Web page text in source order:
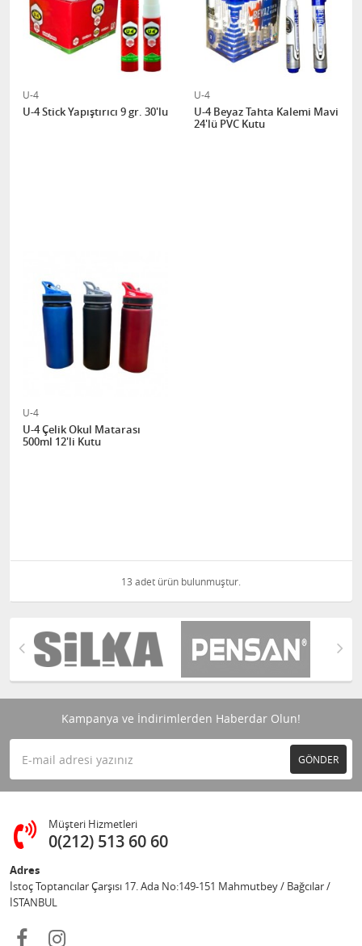
U-4
U-4 Stick Yapıştırıcı 9 gr. 30'lu
U-4
U-4 Beyaz Tahta Kalemi Mavi
24'lü PVC Kutu
U-4
U-4 Çelik Okul Matarası
500ml 12'li Kutu
13 adet ürün bulunmuştur.
Kampanya ve İndirimlerden Haberdar Olun!
GÖNDER
Müşteri Hizmetleri
0(212) 513 60 60
Adres
İstoç Toptancılar Çarşısı 17. Ada No:149-151 Mahmutbey / Bağcılar /
İSTANBUL